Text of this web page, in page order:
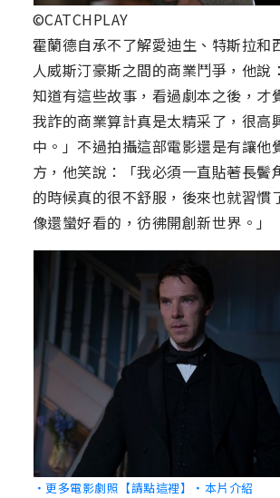
©CATCHPLAY
霍蘭德自承不了解愛迪生、特斯拉和
人威斯汀豪斯之間的商業鬥爭，他說
知道有這些故事，看過劇本之後，才
我詐的商業算計真是太精采了，很高
中。」不過拍攝這部電影還是有讓他
方，他笑說：「我必須一直貼著長鬢
的時候真的很不舒服，後來也就習慣
像還蠻好看的，彷彿開創新世界。」
‧更多電影劇照【請點這裡】 ‧本片介紹